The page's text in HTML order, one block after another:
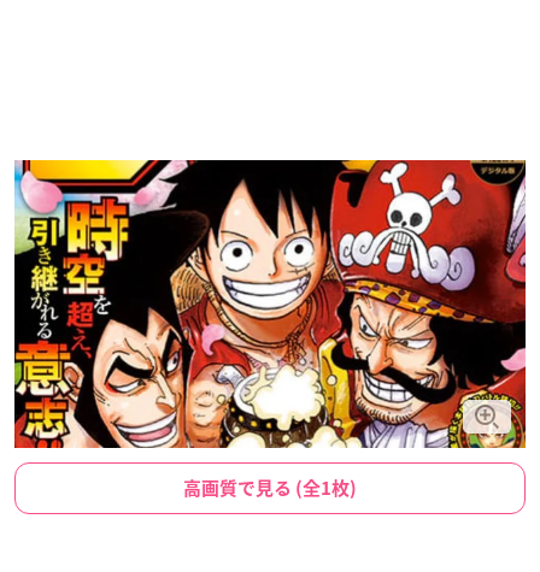
高画質で見る (全1枚)